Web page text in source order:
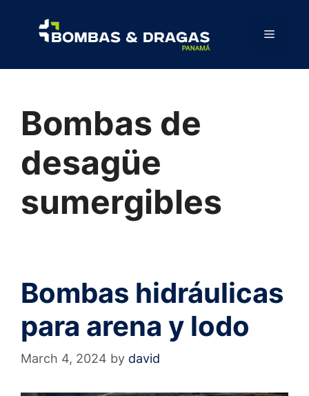
Bombas de
desagüe
sumergibles
Bombas hidráulicas
para arena y lodo
March 4, 2024 by david